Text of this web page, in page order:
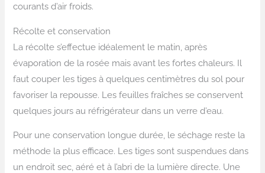
courants d’air froids.
Récolte et conservation
La récolte s’effectue idéalement le matin, après
évaporation de la rosée mais avant les fortes chaleurs. Il
faut couper les tiges à quelques centimètres du sol pour
favoriser la repousse. Les feuilles fraîches se conservent
quelques jours au réfrigérateur dans un verre d’eau.
Pour une conservation longue durée, le séchage reste la
méthode la plus efficace. Les tiges sont suspendues dans
un endroit sec, aéré et à l’abri de la lumière directe. Une